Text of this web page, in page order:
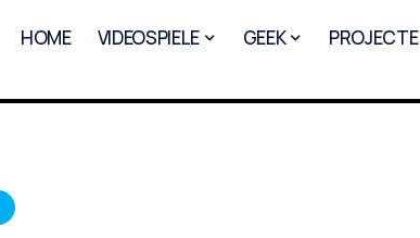
HOME VIDEOSPIELE GEEK PROJECTE